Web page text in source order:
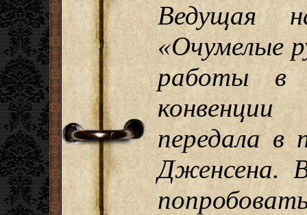
Ведущая
«Очумелые
работы в
передала в
Дженсена.